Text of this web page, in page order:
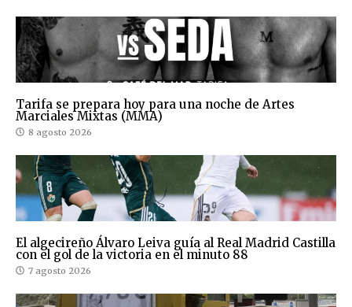
Tarifa se prepara hoy para una noche de Artes
Marciales Mixtas (MMA)
8 agosto 2026
El algecireño Álvaro Leiva guía al Real Madrid Castilla
con el gol de la victoria en el minuto 88
7 agosto 2026